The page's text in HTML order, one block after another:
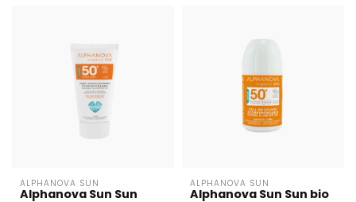
ALPHANOVA SUN
Alphanova Sun Sun
ALPHANOVA SUN
Alphanova Sun Sun bio